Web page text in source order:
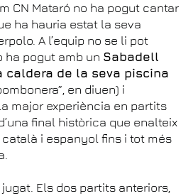
CN Mataró no ha pogut cantar
ha hauria estat la seva
A l’equip no se li pot
ha pogut amb un Sabadell
caldera de la seva piscina
en diuen) i
major experiència en partits
final històrica que enalteix
i espanyol fins i tot més
Els dos partits anteriors,